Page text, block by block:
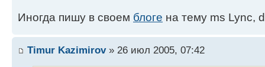
Иногда пишу в своем блоге на тему ms Lync,
Timur Kazimirov» 26 июл 2005, 07:42